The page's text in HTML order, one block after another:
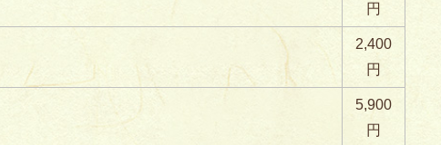
円
2,400
円
5,900
円